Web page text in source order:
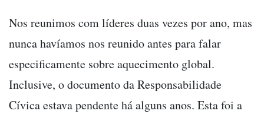
Nos reunimos com líderes duas vezes por ano, mas
nunca havíamos nos reunido antes para falar
especificamente sobre aquecimento global.
Inclusive, o documento da Responsabilidade
Cívica estava pendente há alguns anos. Esta foi a